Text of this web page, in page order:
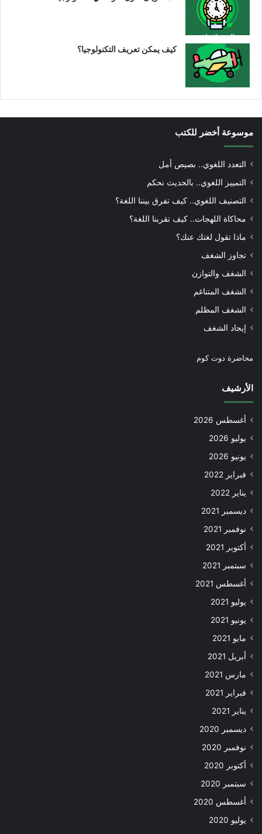
كيف يمكن تعريف التكنولوجيا؟
موسوعة أخضر للكتب
التعدد اللغوي.. بصيص أمل
التمييز اللغوي.. بالحديث نحكم
التصنيف اللغوي.. كيف تفرق بيننا اللغة؟
محاكاة اللهجات.. كيف تقربنا اللغة؟
ماذا تقول لغتك عنك؟
تجاوز الشغف
الشغف والتوازن
الشغف المتناغم
الشغف المظلم
إيجاد الشغف
محاضرة دوت كوم
الأرشيف
أغسطس 2026
يوليو 2026
يونيو 2026
فبراير 2022
يناير 2022
ديسمبر 2021
نوفمبر 2021
أكتوبر 2021
سبتمبر 2021
أغسطس 2021
يوليو 2021
يونيو 2021
مايو 2021
أبريل 2021
مارس 2021
فبراير 2021
يناير 2021
ديسمبر 2020
نوفمبر 2020
أكتوبر 2020
سبتمبر 2020
أغسطس 2020
يوليو 2020